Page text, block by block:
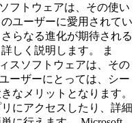
フトウェアは、その使い
ユーザーに愛用されてい
らなる進化が期待される
しく説明します。 ま
スソフトウェアは、その
ーザーにとっては、シー
なメリットとなります。
にアクセスしたり、詳細